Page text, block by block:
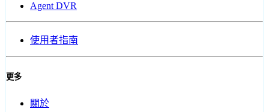
Agent DVR
使用者指南
更多
關於